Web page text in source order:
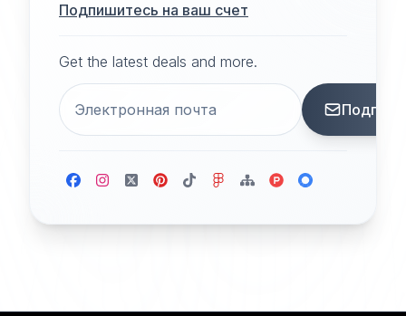
Подпишитесь на ваш счет
Get the latest deals and more.